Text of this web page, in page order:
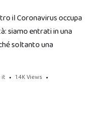
il Coronavirus occupa
siamo entrati in una
soltanto una
it 1.4K Views